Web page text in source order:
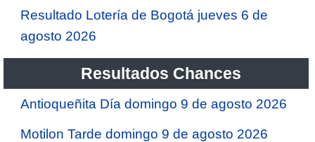
Resultado Lotería de Bogotá jueves 6 de
agosto 2026
Resultados Chances
Antioqueñita Día domingo 9 de agosto 2026
Motilon Tarde domingo 9 de agosto 2026